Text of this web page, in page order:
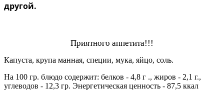
другой.
Приятного аппетита!!!
Капуста, крупа манная, специи, мука, яйцо, соль.
На 100 гр. блюдо содержит: белков - 4,8 г ., жиров - 2,1 г.,
углеводов - 12,3 гр. Энергетическая ценность - 87,5 ккал